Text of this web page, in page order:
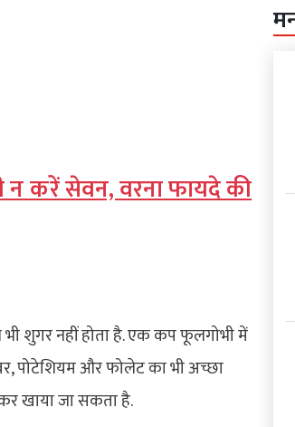
करें सेवन, वरना फायदे की
शुगर नहीं होता है. एक कप फूलगोभी में
पोटेशियम और फोलेट का भी अच्छा
खाया जा सकता है.